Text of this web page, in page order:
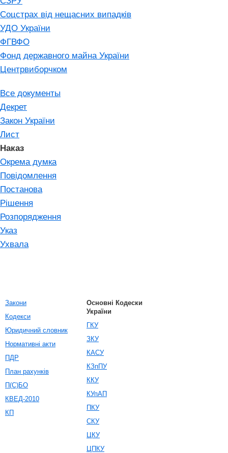
Соцстрах від нещасних випадків
УДО України
ФГВФО
Фонд державного майна України
Центрвиборчком
Все документы
Декрет
Закон України
Лист
Наказ
Окрема думка
Повідомлення
Постанова
Рішення
Розпорядження
Указ
Ухвала
Закони
Кодекси
Юридичний словник
Нормативні акти
ПДР
План рахунків
П(С)БО
КВЕД-2010
КП
Основні Кодески
України
ГКУ
ЗКУ
КАСУ
КЗпПУ
ККУ
КУпАП
ПКУ
СКУ
ЦКУ
ЦПКУ